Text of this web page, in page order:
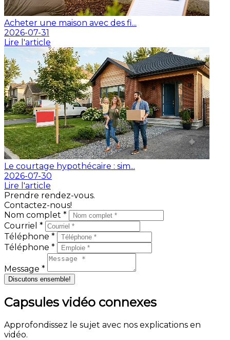
Acheter une maison avec des fi...
2026-07-31
Lire l'article
Le courtage hypothécaire : sim...
2026-07-30
Lire l'article
Prendre rendez-vous.
Contactez-nous!
Nom complet *
Courriel *
Téléphone *
Téléphone *
Message *
Discutons ensemble!
Capsules vidéo connexes
Approfondissez le sujet avec nos explications en
vidéo.